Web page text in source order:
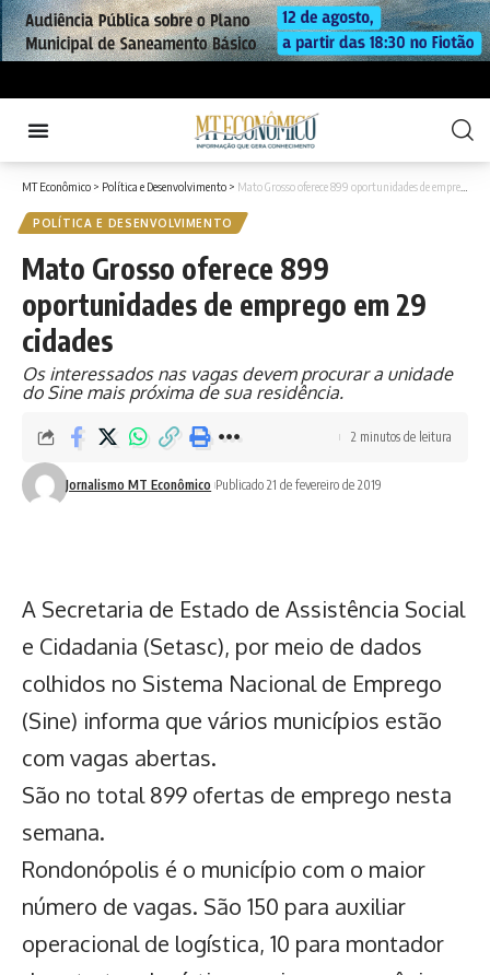
MT Econômico > Política e Desenvolvimento > Mato Grosso oferece 899 oportunidades de emprego em 29 cidades
POLÍTICA E DESENVOLVIMENTO
Mato Grosso oferece 899
oportunidades de emprego em 29
cidades
Os interessados nas vagas devem procurar a unidade
do Sine mais próxima de sua residência.
Jornalismo MT Econômico Publicado 21 de fevereiro de 2019
2 minutos de leitura
A Secretaria de Estado de Assistência Social
e Cidadania (Setasc), por meio de dados
colhidos no Sistema Nacional de Emprego
(Sine) informa que vários municípios estão
com vagas abertas.
São no total 899 ofertas de emprego nesta
semana.
Rondonópolis é o município com o maior
número de vagas. São 150 para auxiliar
operacional de logística, 10 para montador